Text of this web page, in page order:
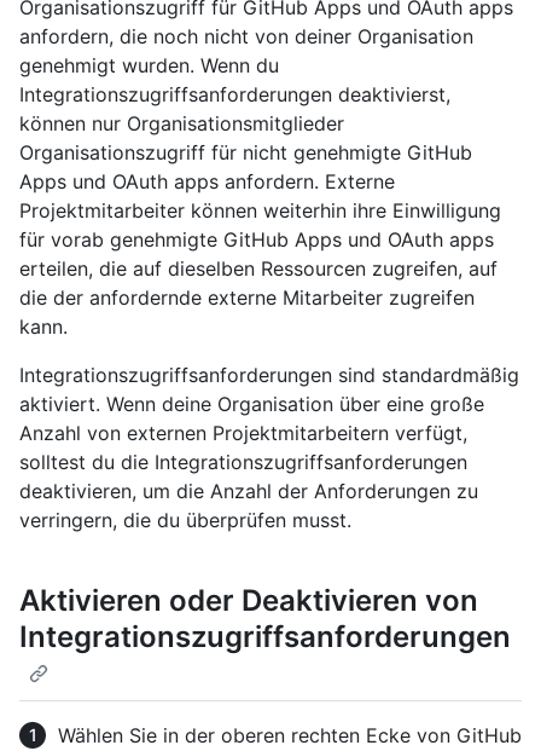
Organisationszugriff für GitHub Apps und OAuth apps
anfordern, die noch nicht von deiner Organisation
genehmigt wurden. Wenn du
Integrationszugriffsanforderungen deaktivierst,
können nur Organisationsmitglieder
Organisationszugriff für nicht genehmigte GitHub
Apps und OAuth apps anfordern. Externe
Projektmitarbeiter können weiterhin ihre Einwilligung
für vorab genehmigte GitHub Apps und OAuth apps
erteilen, die auf dieselben Ressourcen zugreifen, auf
die der anfordernde externe Mitarbeiter zugreifen
kann.
Integrationszugriffsanforderungen sind standardmäßig
aktiviert. Wenn deine Organisation über eine große
Anzahl von externen Projektmitarbeitern verfügt,
solltest du die Integrationszugriffsanforderungen
deaktivieren, um die Anzahl der Anforderungen zu
verringern, die du überprüfen musst.
Aktivieren oder Deaktivieren von
Integrationszugriffsanforderungen
Wählen Sie in der oberen rechten Ecke von GitHub